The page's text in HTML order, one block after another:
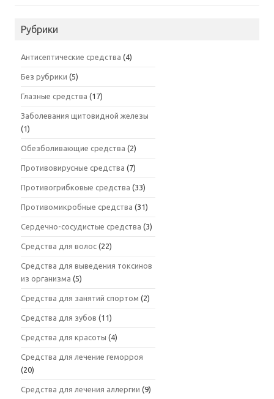
Рубрики
Антисептические средства (4)
Без рубрики (5)
Глазные средства (17)
Заболевания щитовидной железы
(1)
Обезболивающие средства (2)
Противовирусные средства (7)
Противогрибковые средства (33)
Противомикробные средства (31)
Сердечно-сосудистые средства (3)
Средства для волос (22)
Средства для выведения токсинов
из организма (5)
Средства для занятий спортом (2)
Средства для зубов (11)
Средства для красоты (4)
Средства для лечение геморроя
(20)
Средства для лечения аллергии (9)